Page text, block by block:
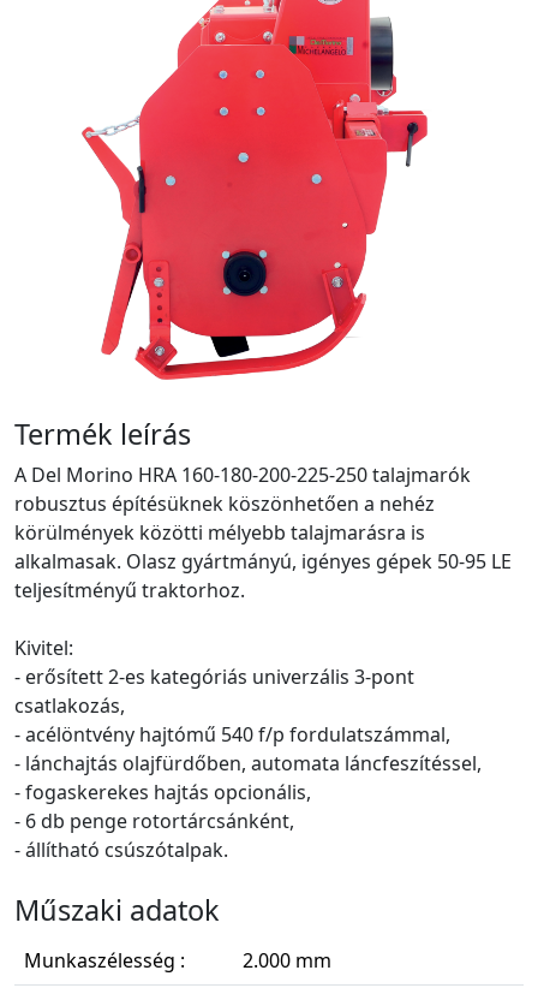
Termék leírás
A Del Morino HRA 160-180-200-225-250 talajmarók
robusztus építésüknek köszönhetően a nehéz
körülmények közötti mélyebb talajmarásra is
alkalmasak. Olasz gyártmányú, igényes gépek 50-95 LE
teljesítményű traktorhoz.
Kivitel:
- erősített 2-es kategóriás univerzális 3-pont
csatlakozás,
- acélöntvény hajtómű 540 f/p fordulatszámmal,
- lánchajtás olajfürdőben, automata láncfeszítéssel,
- fogaskerekes hajtás opcionális,
- 6 db penge rotortárcsánként,
- állítható csúszótalpak.
Műszaki adatok
Munkaszélesség :
2.000 mm